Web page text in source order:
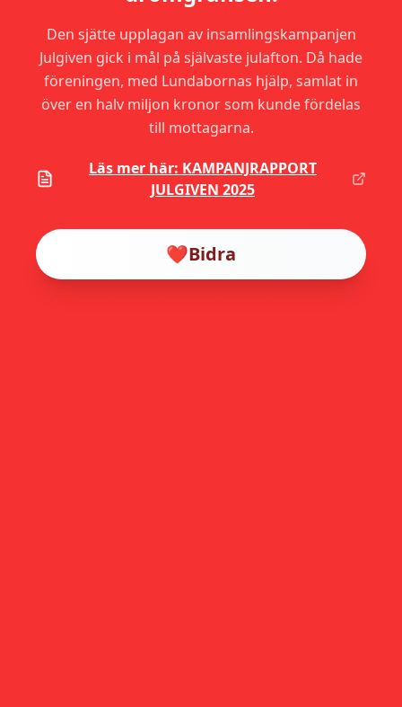
Den sjätte upplagan av insamlingskampanjen
Julgiven gick i mål på självaste julafton. Då hade
föreningen, med Lundabornas hjälp, samlat in
över en halv miljon kronor som kunde fördelas
till mottagarna.
Läs mer här: KAMPANJRAPPORT
JULGIVEN 2025
❤️Bidra